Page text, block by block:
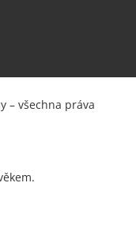
– všechna práva